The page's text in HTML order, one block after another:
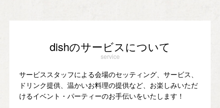
dishのサービスについて
service
サービススタッフによる会場のセッティング、サービス、
ドリンク提供、温かいお料理の提供など、お楽しみいただ
けるイベント・パーティーのお手伝いをいたします！